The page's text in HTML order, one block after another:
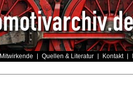
Mitwirkende Quellen & Literatur Kontakt